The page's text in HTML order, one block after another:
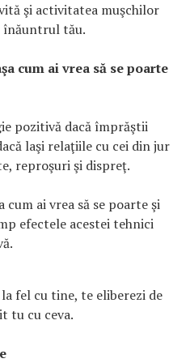
şi activitatea muşchilor
înăuntrul tău.
cum ai vrea să se poarte
pozitivă dacă împrăştii
laşi relaţiile cu cei din jur
reproşuri şi dispreţ.
ai vrea să se poarte şi
efectele acestei tehnici
fel cu tine, te eliberezi de
tu cu ceva.